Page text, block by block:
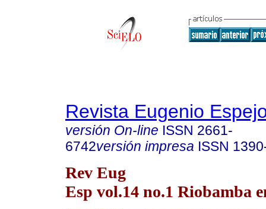
Revista Eugenio
versión On-line ISSN 2661-
6742versión impresa ISSN
Rev Eug
Esp vol.14 no.1 Riobamba